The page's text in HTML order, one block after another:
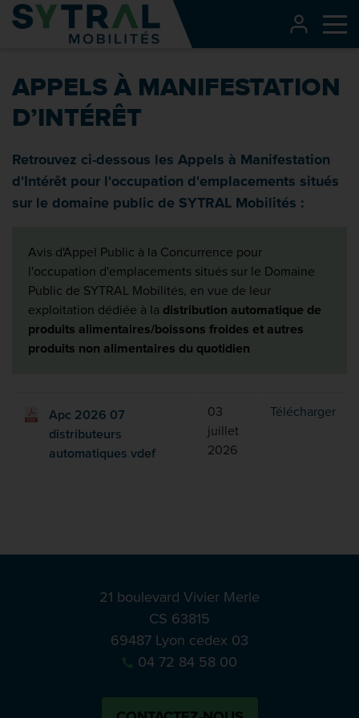
Contenu
Entête de page
Menu principal
Pied de page
APPELS À MANIFESTATION
D’INTÉRÊT
Retrouvez ci-dessous les Appels à Manifestation
d'Intérêt pour l'occupation d'emplacements situés
sur le domaine public de SYTRAL Mobilités :
Avis d'Appel Public à la Concurrence pour
l'occupation d'emplacements situés sur le Domaine
Public de SYTRAL Mobilités, en vue de leur
exploitation dédiée à la distribution automatique de
produits alimentaires/boissons froides et autres
produits non alimentaires du quotidien
Apc 2026 07
distributeurs
automatiques vdef
03
juillet
2026
Télécharger
21 boulevard Vivier Merle
CS 63815
69487 Lyon cedex 03
04 72 84 58 00